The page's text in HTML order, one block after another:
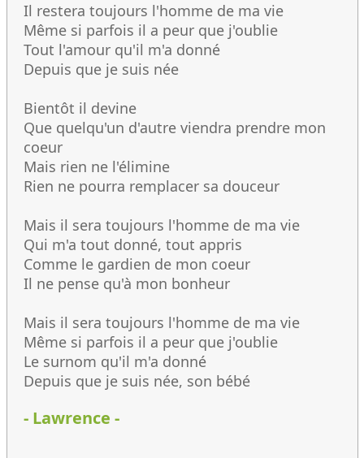
Il restera toujours l'homme de ma vie
Même si parfois il a peur que j'oublie
Tout l'amour qu'il m'a donné
Depuis que je suis née
Bientôt il devine
Que quelqu'un d'autre viendra prendre mon
coeur
Mais rien ne l'élimine
Rien ne pourra remplacer sa douceur
Mais il sera toujours l'homme de ma vie
Qui m'a tout donné, tout appris
Comme le gardien de mon coeur
Il ne pense qu'à mon bonheur
Mais il sera toujours l'homme de ma vie
Même si parfois il a peur que j'oublie
Le surnom qu'il m'a donné
Depuis que je suis née, son bébé
- Lawrence -